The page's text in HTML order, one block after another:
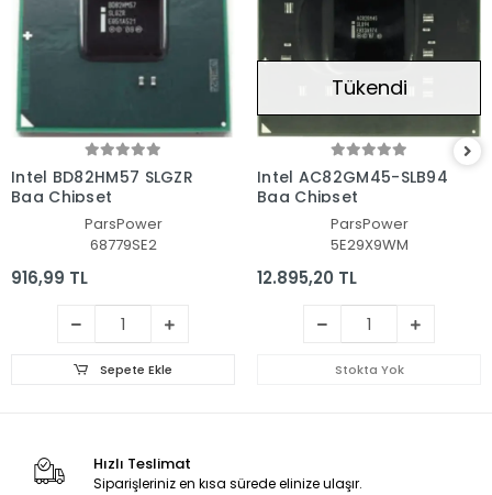
Intel BD82HM57 SLGZR
Bga Chipset
ParsPower
68779SE2
916,99 TL
Sepete Ekle
Tükendi
Intel AC82GM45-SLB94
Bga Chipset
ParsPower
5E29X9WM
12.895,20 TL
Stokta Yok
Hızlı Teslimat
Siparişleriniz en kısa sürede elinize ulaşır.